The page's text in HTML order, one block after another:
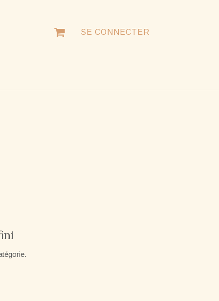
SE CONNECTER